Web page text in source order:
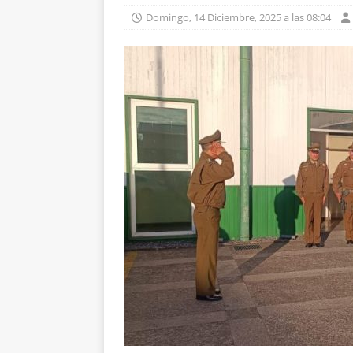
Domingo, 14 Diciembre, 2025 a las 08:04